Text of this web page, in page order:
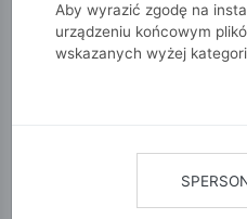
Aby wyrazić zgodę na
urządzeniu końcowym
wskazanych wyżej